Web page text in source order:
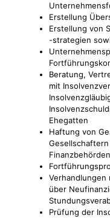
Erstellung
Erstellung von
-strategien
Beratung,
mit
Ehegatten
Haftung von
Finanzbehörden
Verhandlungen
über
Prüfung der